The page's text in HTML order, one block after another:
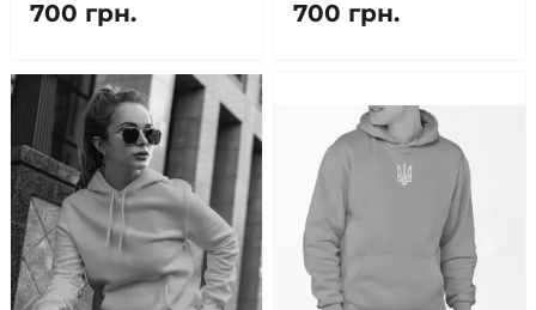
700 грн. 700 грн.